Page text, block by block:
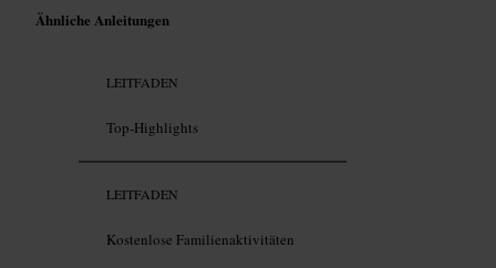
Ähnliche Anleitungen
LEITFADEN
Top-Highlights
LEITFADEN
Kostenlose Familienaktivitäten